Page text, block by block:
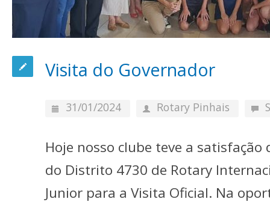
Visita do Governador
31/01/2024 Rotary Pinhais
Hoje nosso clube teve a satisfação
do Distrito 4730 de Rotary
Junior para a Visita Oficial. Na